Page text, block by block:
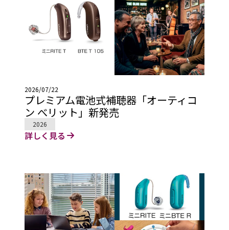
2026/07/22
プレミアム電池式補聴器「オーティコ
ン べリット」新発売
2026
詳しく見る